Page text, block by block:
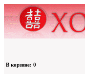
В корзине: 0